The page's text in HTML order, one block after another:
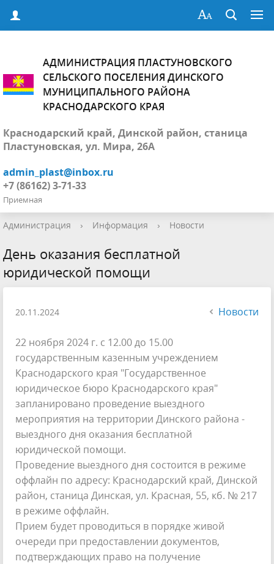
АДМИНИСТРАЦИЯ ПЛАСТУНОВСКОГО
СЕЛЬСКОГО ПОСЕЛЕНИЯ ДИНСКОГО
МУНИЦИПАЛЬНОГО РАЙОНА
КРАСНОДАРСКОГО КРАЯ
Краснодарский край, Динской район, станица
Пластуновская, ул. Мира, 26А
admin_plast@inbox.ru
+7 (86162) 3-71-33
Приемная
Администрация › Информация › Новости
День оказания бесплатной
юридической помощи
20.11.2024 Новости
22 ноября 2024 г. с 12.00 до 15.00
государственным казенным учреждением
Краснодарского края "Государственное
юридическое бюро Краснодарского края"
запланировано проведение выездного
мероприятия на территории Динского района -
выездного дня оказания бесплатной
юридической помощи.
Проведение выездного дня состоится в режиме
оффлайн по адресу: Краснодарский край, Динской
район, станица Динская, ул. Красная, 55, кб. № 217
в режиме оффлайн.
Прием будет проводиться в порядке живой
очереди при предоставлении документов,
подтверждающих право на получение